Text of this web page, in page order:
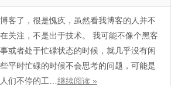
客了，很是愧疚，虽然看我博客的人并不
关注，不是出于技术。 我可能不像个黑客
或者处于忙碌状态的时候，就几乎没有闲
平时忙碌的时候不会思考的问题，可能是
们不停的工… 继续阅读 »